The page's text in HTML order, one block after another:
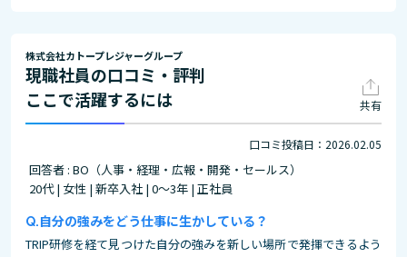
株式会社カトープレジャーグループ
現職社員の口コミ・評判
ここで活躍するには
共有
口コミ投稿日：2026.02.05
回答者 : BO（人事・経理・広報・開発・セールス）
20代 | 女性 | 新卒入社 | 0～3年 | 正社員
自分の強みをどう仕事に生かしている？
TRIP研修を経て見つけた自分の強みを新しい場所で発揮できるよう